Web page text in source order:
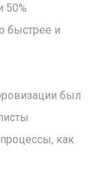
50%
быстрее и
был
как